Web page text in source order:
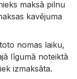
maksā pilnu
kavējuma
nomas laiku,
līgumā noteiktā
izmaksāta.